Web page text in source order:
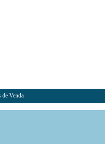
de Venda